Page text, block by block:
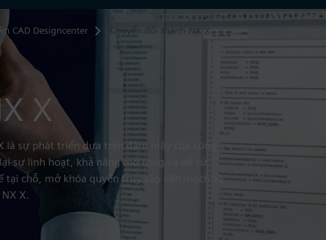
CAD Designcenter Chuyển đổi thành NX X
X
là sự phát triển dựa trên đám mây của công
sự linh hoạt, khả năng mở rộng và dễ sử
chỗ, mở khóa quyền truy cập liền mạch và
X.